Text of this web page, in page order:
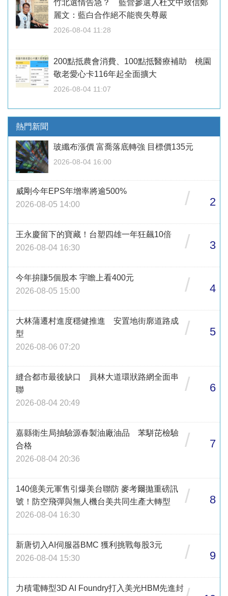
竹北選情告急？ 藍營參選人杜文中致信鄭
麗文：藍白合作絕不能喪失尊嚴
2026-08-04 11:28
200點抵農會消費、100點抵醫療補助 桃園
敬老愛心卡116年起全面擴大
2026-08-04 11:07
熱門新聞
玻纖布漲價 富喬落底轉強 目標價135元
2026-08-04 16:00
威剛今年EPS年增率將逾500%
2026-08-05 14:00
/ 2
王永慶留下的寶藏！台塑四雄一年狂飆10倍
2026-08-04 16:30
/ 3
今年拚賺5個股本 宇瞻上看400元
2026-08-05 15:00
/ 4
大林蒲遷村進度穩健推進 安置地街廓道路成
型
2026-08-06 07:20
/ 5
縫合都市最後缺口 員林大道環狀路網全面串
聯
2026-08-04 20:49
/ 6
嘉縣衛生局抽驗源春製油廠油品 苯駢芘檢驗
合格
2026-08-04 20:36
/ 7
140億美元軍售引爆美台聯防 麥考爾拋重磅訊
號！防空飛彈與無人機台美共同生產大轉型
2026-08-04 16:30
/ 8
新唐切入AI伺服器BMC 獲利挑戰每股3元
2026-08-04 15:30
/ 9
力積電轉型3D AI Foundry打入美光HBM先進封